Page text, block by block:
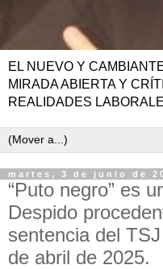
EL NUEVO Y
MIRADA ABIERTA Y
REALIDADES
martes, 3 de junio de
“Puto negro” es
Despido
sentencia del
de abril de 2025.